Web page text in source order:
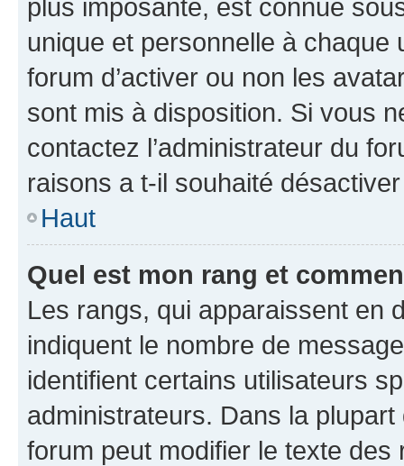
plus imposante, est connue
unique et personnelle à chaque
forum d’activer ou non les
sont mis à disposition. Si vous
contactez l’administrateur du
raisons a t-il souhaité
Haut
Quel est mon rang et
Les rangs, qui apparaissent en
indiquent le nombre de
identifient certains utilisateurs
administrateurs. Dans la
forum peut modifier le texte